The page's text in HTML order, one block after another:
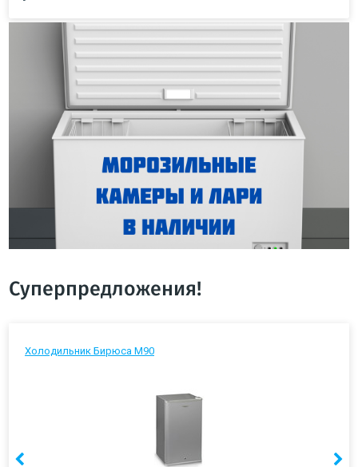
Суперпредложения!
Холодильник Бирюса М90